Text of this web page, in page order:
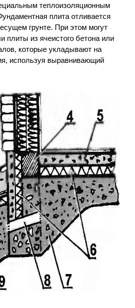
теплоизоляционным
плита отливается
грунте. При этом могут
плиты из ячеистого бетона или
которые укладывают на
используя выравнивающий